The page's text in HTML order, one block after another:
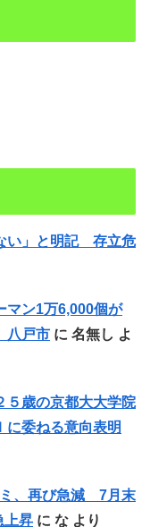
い」と明記 存立危
マン1万6,000個が
八戸市 に 名無し よ
５歳の京都大大学院
委ねる意向表明
ミ、再び急減 7月末
昇 に な より